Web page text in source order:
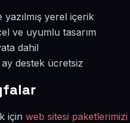
yerel içerik
ve uyumlu tasarım
dahil
destek ücretsiz
için web sitesi paketlerimizi